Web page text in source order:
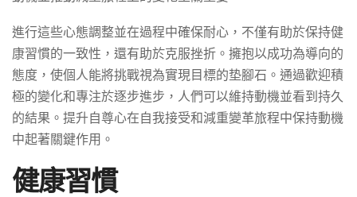
進行這些心態調整並在過程中確保耐心，不僅有助於保持健
康習慣的一致性，還有助於克服挫折。擁抱以成功為導向的
態度，使個人能將挑戰視為實現目標的垫腳石。通過歡迎積
極的變化和專注於逐步進步，人們可以維持動機並看到持久
的結果。提升自尊心在自我接受和減重變革旅程中保持動機
中起著關鍵作用。
健康習慣